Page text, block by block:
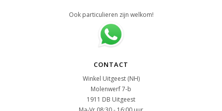
Ook particulieren zijn welkom!
CONTACT
Winkel Uitgeest (NH)
Molenwerf 7-b
1911 DB Uitgeest